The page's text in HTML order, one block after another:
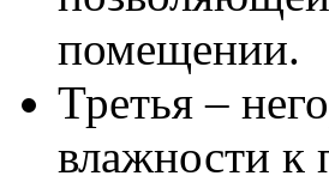
помещении.
Третья –
влажности к